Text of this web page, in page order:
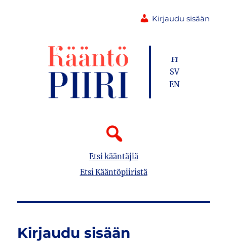
Kirjaudu sisään
Etsi kääntäjiä
Etsi Kääntöpiiristä
FI
SV
EN
Kirjaudu sisään